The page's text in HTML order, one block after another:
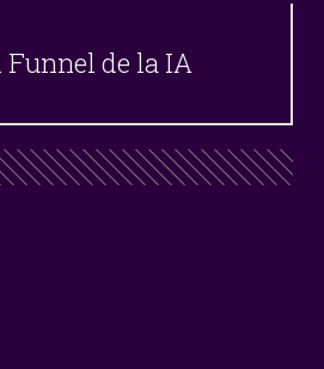
de la IA